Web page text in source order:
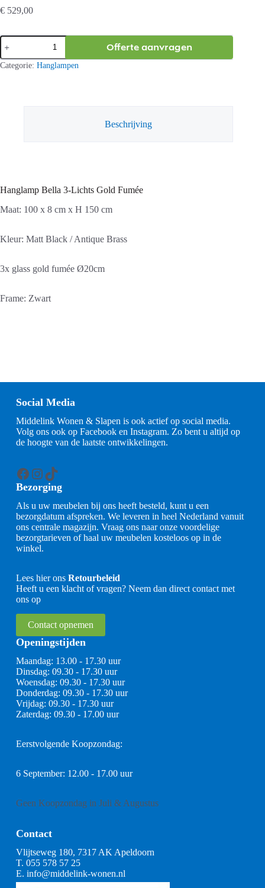
€ 529,00
Hanglamp
Bella
3-
Lichts
Offerte aanvragen
Categorie: Hanglampen
Beschrijving
Hanglamp Bella 3-Lichts Gold Fumée
Maat: 100 x 8 cm x H 150 cm
Kleur: Matt Black / Antique Brass
3x glass gold fumée Ø20cm
Frame: Zwart
Social Media
Middelink Wonen & Slapen is ook actief op social media.
Volg ons ook op Facebook en Instagram. Zo bent u altijd op
de hoogte van de laatste ontwikkelingen.
Facebook
Instagram
TikTok
Bezorging
Als u uw meubelen bij ons heeft besteld, kunt u een
bezorgdatum afspreken. We leveren in heel Nederland vanuit
ons centrale magazijn. Vraag ons naar onze voordelige
bezorgtarieven of haal uw meubelen kosteloos op in de
winkel.
Lees hier ons Retourbeleid
Heeft u een klacht of vragen? Neem dan direct contact met
ons op
Contact opnemen
Openingstijden
Maandag: 13.00 - 17.30 uur
Dinsdag: 09.30 - 17.30 uur
Woensdag: 09.30 - 17.30 uur
Donderdag: 09.30 - 17.30 uur
Vrijdag: 09.30 - 17.30 uur
Zaterdag: 09.30 - 17.00 uur
Eerstvolgende Koopzondag:
6 September: 12.00 - 17.00 uur
Geen Koopzondag in Juli & Augustus
Contact
Vlijtseweg 180, 7317 AK Apeldoorn
T. 055 578 57 25
E. info@middelink-wonen.nl